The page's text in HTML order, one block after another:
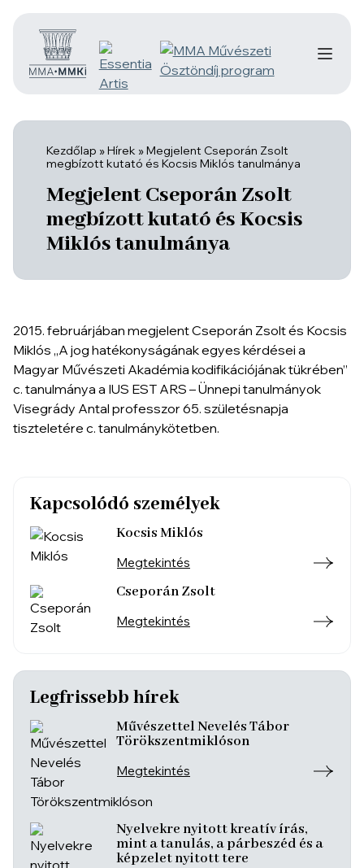
Kezdőlap »Hírek »Megjelent Cseporán Zsolt
megbízott kutató és Kocsis Miklós tanulmánya
Megjelent Cseporán Zsolt
megbízott kutató és Kocsis
Miklós tanulmánya
2015. februárjában megjelent Cseporán Zsolt és Kocsis
Miklós „A jog hatékonyságának egyes kérdései a
Magyar Művészeti Akadémia kodifikációjának tükrében”
c. tanulmánya a IUS EST ARS – Ünnepi tanulmányok
Visegrády Antal professzor 65. születésnapja
tiszteletére c. tanulmánykötetben.
Kapcsolódó személyek
Kocsis Miklós
Megtekintés
Cseporán Zsolt
Megtekintés
Legfrissebb hírek
Művészettel Nevelés Tábor
Törökszentmiklóson
Megtekintés
Nyelvekre nyitott kreatív írás,
mint a tanulás, a párbeszéd és a
képzelet nyitott tere